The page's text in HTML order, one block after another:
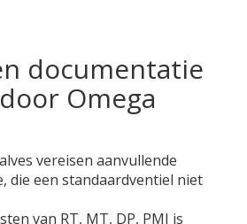
documentatie
Omega
vereisen aanvullende
die een standaardventiel niet
van RT, MT, DP, PMI is